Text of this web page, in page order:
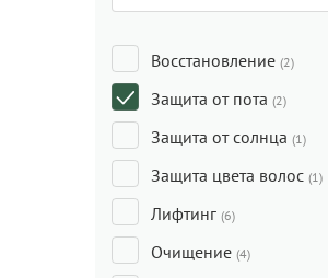
Восстановление (2)
Защита от пота (2)
Защита от солнца (1)
Защита цвета волос (1)
Лифтинг (6)
Очищение (4)